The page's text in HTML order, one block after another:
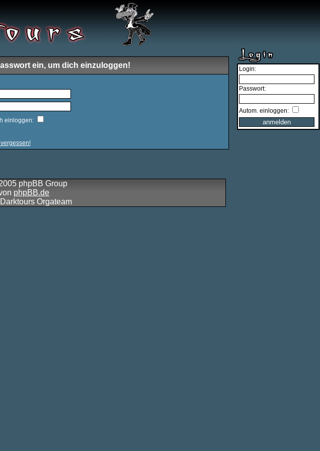
Login:
Passwort:
Autom. einloggen:
ein, um dich einzuloggen!
einloggen:
phpBB Group
phpBB.de
Orgateam